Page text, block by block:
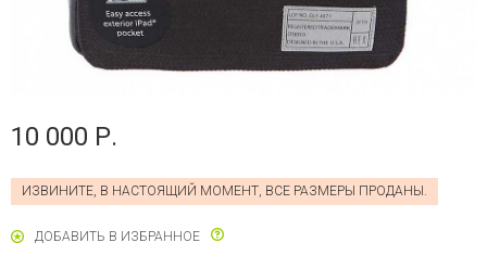
10 000 Р.
ИЗВИНИТЕ, В НАСТОЯЩИЙ МОМЕНТ, ВСЕ РАЗМЕРЫ ПРОДАНЫ.
ДОБАВИТЬ В ИЗБРАННОЕ